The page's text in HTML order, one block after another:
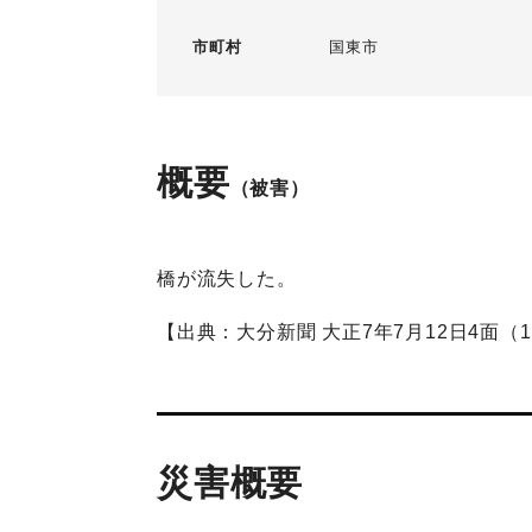
市町村 国東市
概要 （被害）
橋が流失した。
【出典：大分新聞 大正7年7月12日4面（
災害概要